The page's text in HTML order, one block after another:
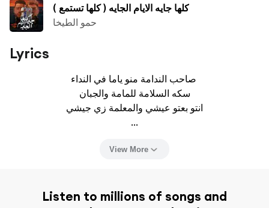
كلها جايه الايام الجايه ( كلها تستمع )
حمو الطيخا
Lyrics
صاحب الندامة منو ياما في النداء
سكه السلامة للمامة والجبان
انتو بعتو عيشي والمعلمة زي جيشي
...
View More
Listen to millions of songs and